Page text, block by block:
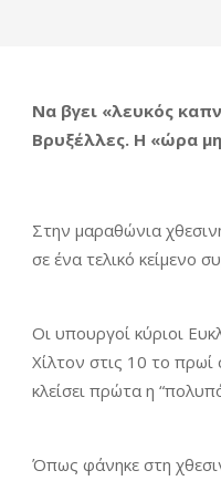
Να βγει «λευκός
Βρυξέλλες. Η «ώρα
Στην μαραθώνια
σε ένα τελικό κείμενο
Οι υπουργοί κύριοι
Χίλτον στις 10 το
κλείσει πρώτα η
Όπως φάνηκε στη